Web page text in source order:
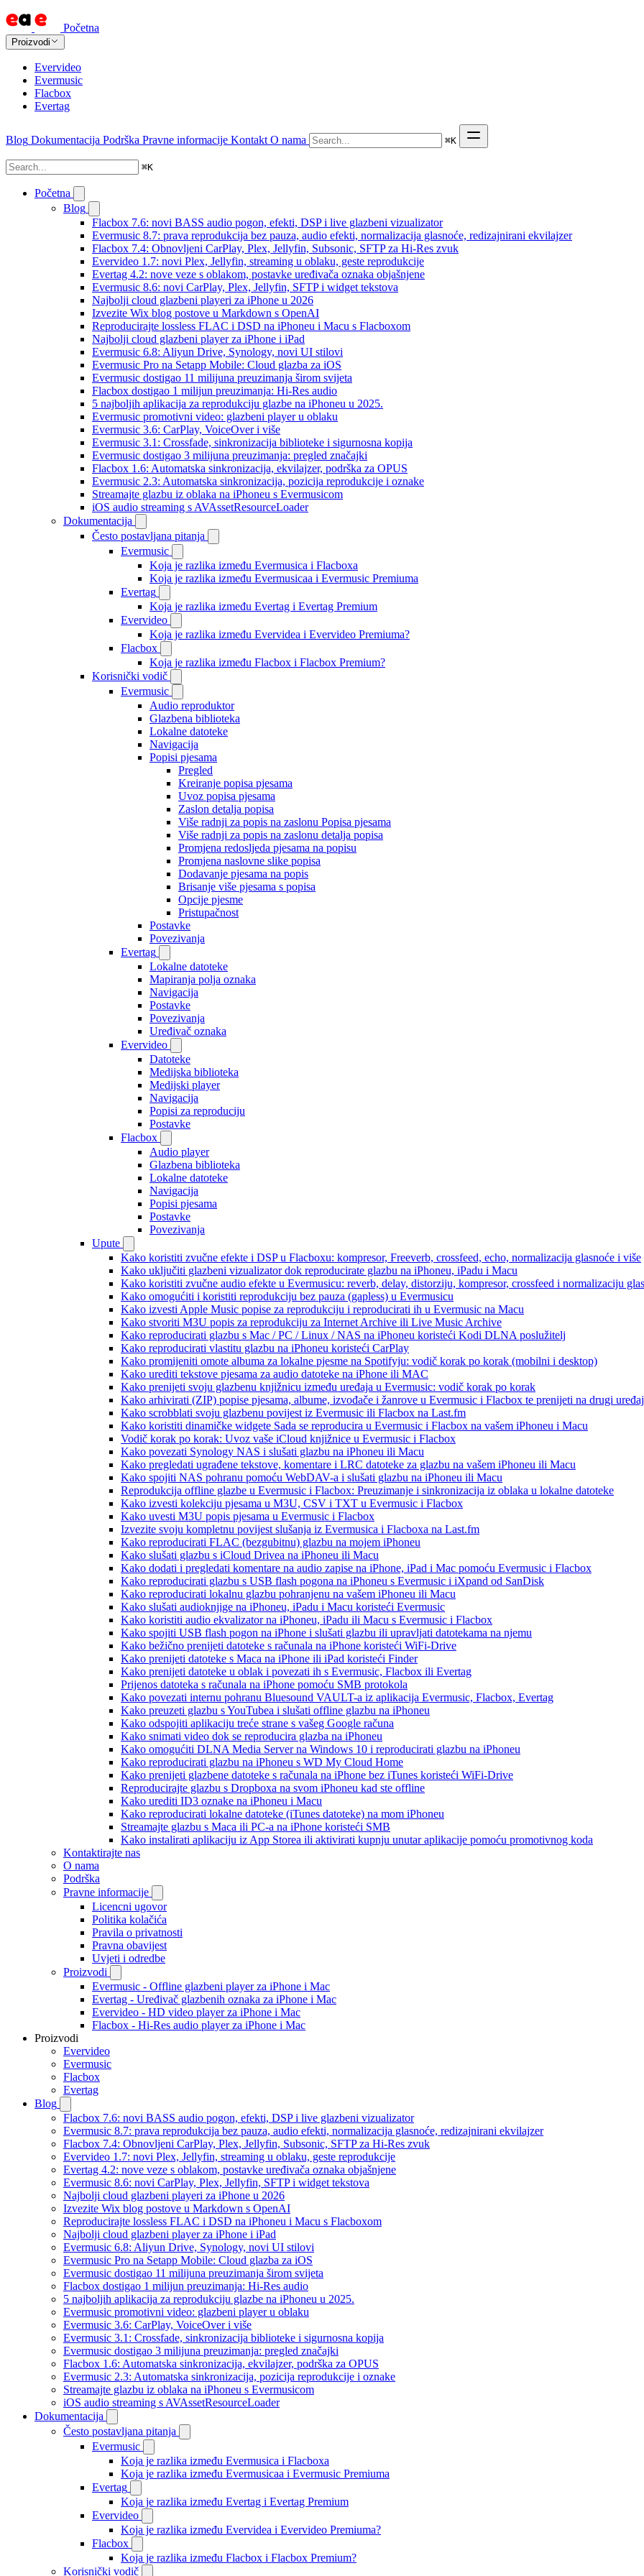
Početna
Proizvodi
Evervideo
Evermusic
Flacbox
Evertag
Blog Dokumentacija Podrška Pravne informacije Kontakt O nama ⌘K
⌘K
Početna
Blog
Flacbox 7.6: novi BASS audio pogon, efekti, DSP i live glazbeni vizualizator
Evermusic 8.7: prava reprodukcija bez pauza, audio efekti, normalizacija glasnoće, redizajnirani ekvilajzer
Flacbox 7.4: Obnovljeni CarPlay, Plex, Jellyfin, Subsonic, SFTP za Hi-Res zvuk
Evervideo 1.7: novi Plex, Jellyfin, streaming u oblaku, geste reprodukcije
Evertag 4.2: nove veze s oblakom, postavke uređivača oznaka objašnjene
Evermusic 8.6: novi CarPlay, Plex, Jellyfin, SFTP i widget tekstova
Najbolji cloud glazbeni playeri za iPhone u 2026
Izvezite Wix blog postove u Markdown s OpenAI
Reproducirajte lossless FLAC i DSD na iPhoneu i Macu s Flacboxom
Najbolji cloud glazbeni player za iPhone i iPad
Evermusic 6.8: Aliyun Drive, Synology, novi UI stilovi
Evermusic Pro na Setapp Mobile: Cloud glazba za iOS
Evermusic dostigao 11 milijuna preuzimanja širom svijeta
Flacbox dostigao 1 milijun preuzimanja: Hi-Res audio
5 najboljih aplikacija za reprodukciju glazbe na iPhoneu u 2025.
Evermusic promotivni video: glazbeni player u oblaku
Evermusic 3.6: CarPlay, VoiceOver i više
Evermusic 3.1: Crossfade, sinkronizacija biblioteke i sigurnosna kopija
Evermusic dostigao 3 milijuna preuzimanja: pregled značajki
Flacbox 1.6: Automatska sinkronizacija, ekvilajzer, podrška za OPUS
Evermusic 2.3: Automatska sinkronizacija, pozicija reprodukcije i oznake
Streamajte glazbu iz oblaka na iPhoneu s Evermusicom
iOS audio streaming s AVAssetResourceLoader
Dokumentacija
Često postavljana pitanja
Evermusic
Koja je razlika između Evermusica i Flacboxa
Koja je razlika između Evermusicaa i Evermusic Premiuma
Evertag
Koja je razlika između Evertag i Evertag Premium
Evervideo
Koja je razlika između Evervidea i Evervideo Premiuma?
Flacbox
Koja je razlika između Flacbox i Flacbox Premium?
Korisnički vodič
Evermusic
Audio reproduktor
Glazbena biblioteka
Lokalne datoteke
Navigacija
Popisi pjesama
Pregled
Kreiranje popisa pjesama
Uvoz popisa pjesama
Zaslon detalja popisa
Više radnji za popis na zaslonu Popisa pjesama
Više radnji za popis na zaslonu detalja popisa
Promjena redosljeda pjesama na popisu
Promjena naslovne slike popisa
Dodavanje pjesama na popis
Brisanje više pjesama s popisa
Opcije pjesme
Pristupačnost
Postavke
Povezivanja
Evertag
Lokalne datoteke
Mapiranja polja oznaka
Navigacija
Postavke
Povezivanja
Uređivač oznaka
Evervideo
Datoteke
Medijska biblioteka
Medijski player
Navigacija
Popisi za reproduciju
Postavke
Flacbox
Audio player
Glazbena biblioteka
Lokalne datoteke
Navigacija
Popisi pjesama
Postavke
Povezivanja
Upute
Kako koristiti zvučne efekte i DSP u Flacboxu: kompresor, Freeverb, crossfeed, echo, normalizacija glasnoće i više
Kako uključiti glazbeni vizualizator dok reproducirate glazbu na iPhoneu, iPadu i Macu
Kako koristiti zvučne audio efekte u Evermusicu: reverb, delay, distorziju, kompresor, crossfeed i normalizaciju
Kako omogućiti i koristiti reprodukciju bez pauza (gapless) u Evermusicu
Kako izvesti Apple Music popise za reprodukciju i reproducirati ih u Evermusic na Macu
Kako stvoriti M3U popis za reprodukciju za Internet Archive ili Live Music Archive
Kako reproducirati glazbu s Mac / PC / Linux / NAS na iPhoneu koristeći Kodi DLNA poslužitelj
Kako reproducirati vlastitu glazbu na iPhoneu koristeći CarPlay
Kako promijeniti omote albuma za lokalne pjesme na Spotifyju: vodič korak po korak (mobilni i desktop)
Kako urediti tekstove pjesama za audio datoteke na iPhone ili MAC
Kako prenijeti svoju glazbenu knjižnicu između uređaja u Evermusic: vodič korak po korak
Kako arhivirati (ZIP) popise pjesama, albume, izvođače i žanrove u Evermusic i Flacbox te prenijeti na drugi uređaj
Kako scrobblati svoju glazbenu povijest iz Evermusic ili Flacbox na Last.fm
Kako koristiti dinamičke widgete Sada se reproducira u Evermusic i Flacbox na vašem iPhoneu i Macu
Vodič korak po korak: Uvoz vaše iCloud knjižnice u Evermusic i Flacbox
Kako povezati Synology NAS i slušati glazbu na iPhoneu ili Macu
Kako pregledati ugrađene tekstove, komentare i LRC datoteke za glazbu na vašem iPhoneu ili Macu
Kako spojiti NAS pohranu pomoću WebDAV-a i slušati glazbu na iPhoneu ili Macu
Reprodukcija offline glazbe u Evermusic i Flacbox: Preuzimanje i sinkronizacija iz oblaka u lokalne datoteke
Kako izvesti kolekciju pjesama u M3U, CSV i TXT u Evermusic i Flacbox
Kako uvesti M3U popis pjesama u Evermusic i Flacbox
Izvezite svoju kompletnu povijest slušanja iz Evermusica i Flacboxa na Last.fm
Kako reproducirati FLAC (bezgubitnu) glazbu na mojem iPhoneu
Kako slušati glazbu s iCloud Drivea na iPhoneu ili Macu
Kako dodati i pregledati komentare na audio zapise na iPhone, iPad i Mac pomoću Evermusic i Flacbox
Kako reproducirati glazbu s USB flash pogona na iPhoneu s Evermusic i iXpand od SanDisk
Kako reproducirati lokalnu glazbu pohranjenu na vašem iPhoneu ili Macu
Kako slušati audioknjige na iPhoneu, iPadu i Macu koristeći Evermusic
Kako koristiti audio ekvalizator na iPhoneu, iPadu ili Macu s Evermusic i Flacbox
Kako spojiti USB flash pogon na iPhone i slušati glazbu ili upravljati datotekama na njemu
Kako bežično prenijeti datoteke s računala na iPhone koristeći WiFi-Drive
Kako prenijeti datoteke s Maca na iPhone ili iPad koristeći Finder
Kako prenijeti datoteke u oblak i povezati ih s Evermusic, Flacbox ili Evertag
Prijenos datoteka s računala na iPhone pomoću SMB protokola
Kako povezati internu pohranu Bluesound VAULT-a iz aplikacija Evermusic, Flacbox, Evertag
Kako preuzeti glazbu s YouTubea i slušati offline glazbu na iPhoneu
Kako odspojiti aplikaciju treće strane s vašeg Google računa
Kako snimati video dok se reproducira glazba na iPhoneu
Kako omogućiti DLNA Media Server na Windows 10 i reproducirati glazbu na iPhoneu
Kako reproducirati glazbu na iPhoneu s WD My Cloud Home
Kako prenijeti glazbene datoteke s računala na iPhone bez iTunes koristeći WiFi-Drive
Reproducirajte glazbu s Dropboxa na svom iPhoneu kad ste offline
Kako urediti ID3 oznake na iPhoneu i Macu
Kako reproducirati lokalne datoteke (iTunes datoteke) na mom iPhoneu
Streamajte glazbu s Maca ili PC-a na iPhone koristeći SMB
Kako instalirati aplikaciju iz App Storea ili aktivirati kupnju unutar aplikacije pomoću promotivnog koda
Kontaktirajte nas
O nama
Podrška
Pravne informacije
Licencni ugovor
Politika kolačića
Pravila o privatnosti
Pravna obavijest
Uvjeti i odredbe
Proizvodi
Evermusic - Offline glazbeni player za iPhone i Mac
Evertag - Uređivač glazbenih oznaka za iPhone i Mac
Evervideo - HD video player za iPhone i Mac
Flacbox - Hi-Res audio player za iPhone i Mac
Proizvodi
Evervideo
Evermusic
Flacbox
Evertag
Blog
Flacbox 7.6: novi BASS audio pogon, efekti, DSP i live glazbeni vizualizator
Evermusic 8.7: prava reprodukcija bez pauza, audio efekti, normalizacija glasnoće, redizajnirani ekvilajzer
Flacbox 7.4: Obnovljeni CarPlay, Plex, Jellyfin, Subsonic, SFTP za Hi-Res zvuk
Evervideo 1.7: novi Plex, Jellyfin, streaming u oblaku, geste reprodukcije
Evertag 4.2: nove veze s oblakom, postavke uređivača oznaka objašnjene
Evermusic 8.6: novi CarPlay, Plex, Jellyfin, SFTP i widget tekstova
Najbolji cloud glazbeni playeri za iPhone u 2026
Izvezite Wix blog postove u Markdown s OpenAI
Reproducirajte lossless FLAC i DSD na iPhoneu i Macu s Flacboxom
Najbolji cloud glazbeni player za iPhone i iPad
Evermusic 6.8: Aliyun Drive, Synology, novi UI stilovi
Evermusic Pro na Setapp Mobile: Cloud glazba za iOS
Evermusic dostigao 11 milijuna preuzimanja širom svijeta
Flacbox dostigao 1 milijun preuzimanja: Hi-Res audio
5 najboljih aplikacija za reprodukciju glazbe na iPhoneu u 2025.
Evermusic promotivni video: glazbeni player u oblaku
Evermusic 3.6: CarPlay, VoiceOver i više
Evermusic 3.1: Crossfade, sinkronizacija biblioteke i sigurnosna kopija
Evermusic dostigao 3 milijuna preuzimanja: pregled značajki
Flacbox 1.6: Automatska sinkronizacija, ekvilajzer, podrška za OPUS
Evermusic 2.3: Automatska sinkronizacija, pozicija reprodukcije i oznake
Streamajte glazbu iz oblaka na iPhoneu s Evermusicom
iOS audio streaming s AVAssetResourceLoader
Dokumentacija
Često postavljana pitanja
Evermusic
Koja je razlika između Evermusica i Flacboxa
Koja je razlika između Evermusicaa i Evermusic Premiuma
Evertag
Koja je razlika između Evertag i Evertag Premium
Evervideo
Koja je razlika između Evervidea i Evervideo Premiuma?
Flacbox
Koja je razlika između Flacbox i Flacbox Premium?
Korisnički vodič